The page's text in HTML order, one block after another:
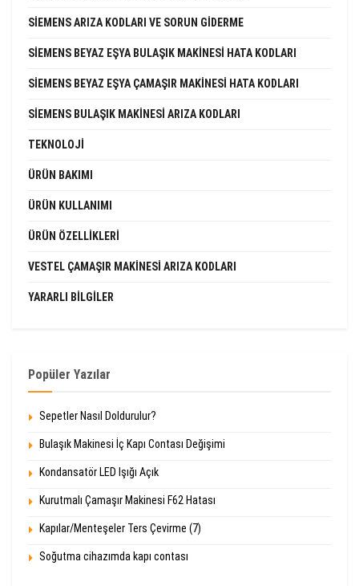
SIEMENS ARIZA KODLARI VE SORUN GIDERME
SIEMENS BEYAZ EŞYA BULAŞIK MAKINESI HATA KODLARI
SIEMENS BEYAZ EŞYA ÇAMAŞIR MAKINESI HATA KODLARI
SIEMENS BULAŞIK MAKINESI ARIZA KODLARI
TEKNOLOJI
ÜRÜN BAKIMI
ÜRÜN KULLANIMI
ÜRÜN ÖZELLIKLERI
VESTEL ÇAMAŞIR MAKINESI ARIZA KODLARI
YARARLI BILGILER
Popüler Yazılar
Sepetler Nasıl Doldurulur?
Bulaşık Makinesi İç Kapı Contası Değişimi
Kondansatör LED Işığı Açık
Kurutmalı Çamaşır Makinesi F62 Hatası
Kapılar/Menteşeler Ters Çevirme (7)
Soğutma cihazımda kapı contası